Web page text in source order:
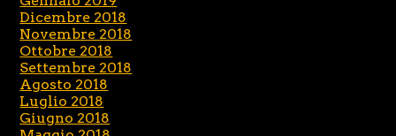
Dicembre 2018
Novembre 2018
Ottobre 2018
Settembre 2018
Agosto 2018
Luglio 2018
Giugno 2018